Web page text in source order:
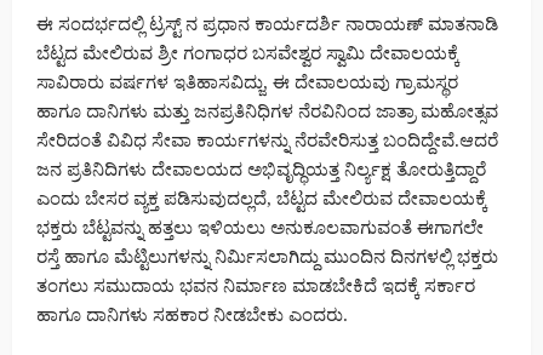
ಈ ಸಂದರ್ಭದಲ್ಲಿ ಟ್ರಸ್ಟ್ ನ ಪ್ರಧಾನ ಕಾರ್ಯದರ್ಶಿ ನಾರಾಯಣ್ ಮಾತನಾಡಿ
ಬೆಟ್ಟದ ಮೇಲಿರುವ ಶ್ರೀ ಗಂಗಾಧರ ಬಸವೇಶ್ವರ ಸ್ವಾಮಿ ದೇವಾಲಯಕ್ಕೆ
ಸಾವಿರಾರು ವರ್ಷಗಳ ಇತಿಹಾಸವಿದ್ಜು, ಈ ದೇವಾಲಯವು ಗ್ರಾಮಸ್ಥರ
ಹಾಗೂ ದಾನಿಗಳು ಮತ್ತು ಜನಪ್ರತಿನಿಧಿಗಳ ನೆರವಿನಿಂದ ಜಾತ್ರಾ ಮಹೋತ್ಸವ
ಸೇರಿದಂತೆ ವಿವಿಧ ಸೇವಾ ಕಾರ್ಯಗಳನ್ನು ನೆರವೇರಿಸುತ್ತ ಬಂದಿದ್ದೇವೆ.ಆದರೆ
ಜನ ಪ್ರತಿನಿದಿಗಳು ದೇವಾಲಯದ ಅಭಿವೃದ್ಧಿಯತ್ತ ನಿರ್ಲ್ಯಕ್ಷ ತೋರುತ್ತಿದ್ದಾರೆ
ಎಂದು ಬೇಸರ ವ್ಯಕ್ತ ಪಡಿಸುವುದಲ್ಲದೆ, ಬೆಟ್ಟದ ಮೇಲಿರುವ ದೇವಾಲಯಕ್ಕೆ
ಭಕ್ತರು ಬೆಟ್ಟವನ್ನು ಹತ್ತಲು ಇಳಿಯಲು ಅನುಕೂಲವಾಗುವಂತೆ ಈಗಾಗಲೇ
ರಸ್ತೆ ಹಾಗೂ ಮೆಟ್ಟಿಲುಗಳನ್ನು ನಿರ್ಮಿಸಲಾಗಿದ್ದು ಮುಂದಿನ ದಿನಗಳಲ್ಲಿ ಭಕ್ತರು
ತಂಗಲು ಸಮುದಾಯ ಭವನ ನಿರ್ಮಾಣ ಮಾಡಬೇಕಿದೆ ಇದಕ್ಕೆ ಸರ್ಕಾರ
ಹಾಗೂ ದಾನಿಗಳು ಸಹಕಾರ ನೀಡಬೇಕು ಎಂದರು.